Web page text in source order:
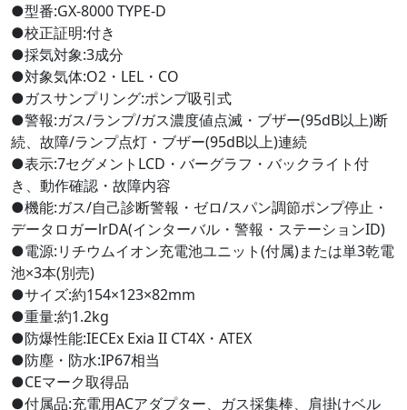
●型番:GX-8000 TYPE-D
●校正証明:付き
●採気対象:3成分
●対象気体:O2・LEL・CO
●ガスサンプリング:ポンプ吸引式
●警報:ガス/ランプ/ガス濃度値点滅・ブザー(95dB以上)断
続、故障/ランプ点灯・ブザー(95dB以上)連続
●表示:7セグメントLCD・バーグラフ・バックライト付
き、動作確認・故障内容
●機能:ガス/自己診断警報・ゼロ/スパン調節ポンプ停止・
データロガーlrDA(インターバル・警報・ステーションID)
●電源:リチウムイオン充電池ユニット(付属)または単3乾電
池×3本(別売)
●サイズ:約154×123×82mm
●重量:約1.2kg
●防爆性能:IECEx Exia II CT4X・ATEX
●防塵・防水:IP67相当
●CEマーク取得品
●付属品:充電用ACアダプター、ガス採集棒、肩掛けベル